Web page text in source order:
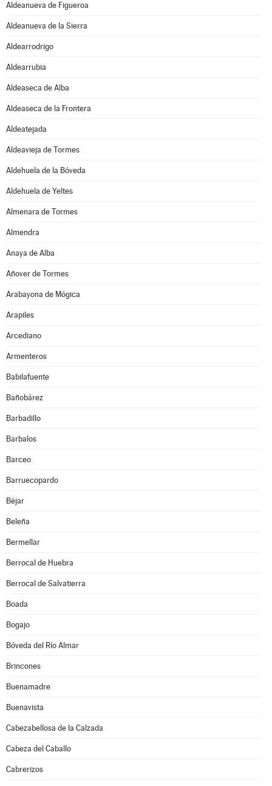
Aldeanueva de Figueroa
Aldeanueva de la Sierra
Aldearrodrigo
Aldearrubia
Aldeaseca de Alba
Aldeaseca de la Frontera
Aldeatejada
Aldeavieja de Tormes
Aldehuela de la Bóveda
Aldehuela de Yeltes
Almenara de Tormes
Almendra
Anaya de Alba
Añover de Tormes
Arabayona de Mógica
Arapiles
Arcediano
Armenteros
Babilafuente
Bañobárez
Barbadillo
Barbalos
Barceo
Barruecopardo
Béjar
Beleña
Bermellar
Berrocal de Huebra
Berrocal de Salvatierra
Boada
Bogajo
Bóveda del Río Almar
Brincones
Buenamadre
Buenavista
Cabezabellosa de la Calzada
Cabeza del Caballo
Cabrerizos